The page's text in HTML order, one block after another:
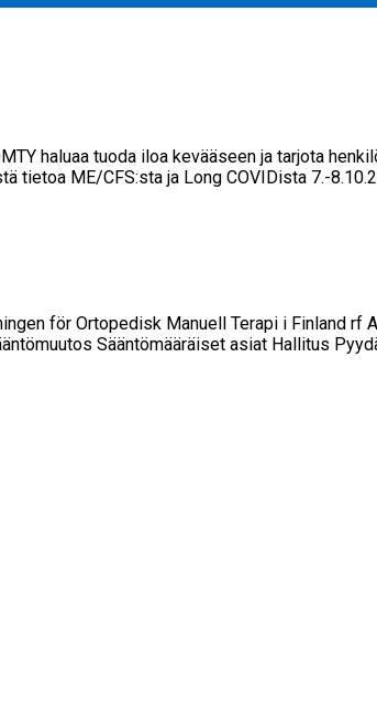
haluaa tuoda iloa kevääseen ja tarjota
tietoa ME/CFS:sta ja Long COVIDista 7.-
för Ortopedisk Manuell Terapi i Finland rf
Sääntömääräiset asiat Hallitus